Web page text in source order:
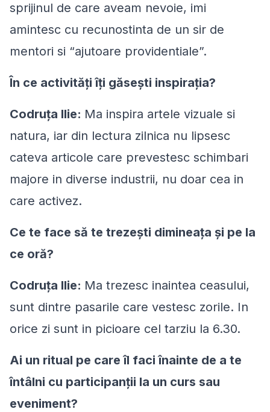
sprijinul de care aveam nevoie, imi
amintesc cu recunostinta de un sir de
mentori si “ajutoare providentiale”.
În ce activități îți găsești inspirația?
Codruța Ilie: Ma inspira artele vizuale si
natura, iar din lectura zilnica nu lipsesc
cateva articole care prevestesc schimbari
majore in diverse industrii, nu doar cea in
care activez.
Ce te face să te trezești dimineața și pe la
ce oră?
Codruța Ilie: Ma trezesc inaintea ceasului,
sunt dintre pasarile care vestesc zorile. In
orice zi sunt in picioare cel tarziu la 6.30.
Ai un ritual pe care îl faci înainte de a te
întâlni cu participanții la un curs sau
eveniment?